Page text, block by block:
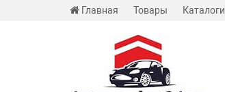
Главная Товары